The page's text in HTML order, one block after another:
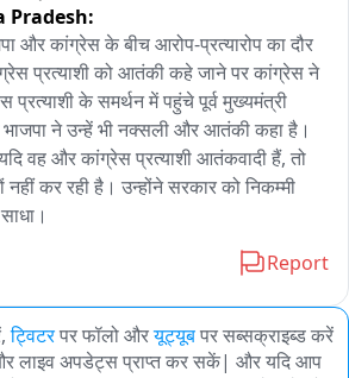
Pradesh:
और कांग्रेस के बीच आरोप-प्रत्यारोप का दौर
प्रत्याशी को आतंकी कहे जाने पर कांग्रेस ने
प्रत्याशी के समर्थन में पहुंचे पूर्व मुख्यमंत्री
भाजपा ने उन्हें भी नक्सली और आतंकी कहा है।
वह और कांग्रेस प्रत्याशी आतंकवादी हैं, तो
नहीं कर रही है। उन्होंने सरकार को निकम्मी
Report
ट्विटरपर फॉलो औरयूट्यूबपर सब्सक्राइब्ड करें
लाइव अपडेट्स प्राप्त कर सकें| और यदि आप